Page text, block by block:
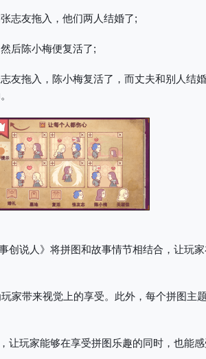
志友拖入，他们两人结婚了;
后陈小梅便复活了;
友拖入，陈小梅复活了，而丈夫和别人结
创说人》将拼图和故事情节相结合，让玩
家带来视觉上的享受。此外，每个拼图主
让玩家能够在享受拼图乐趣的同时，也能感